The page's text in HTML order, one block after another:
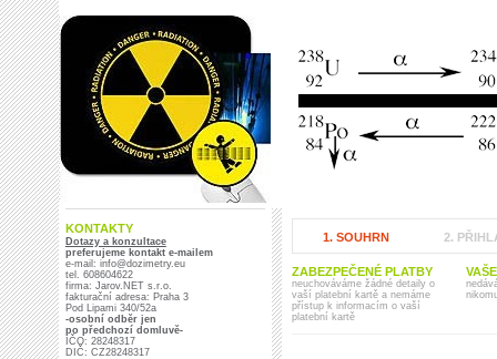
KONTAKTY
Dotazy a konzultace
preferujeme kontakt e-mailem
e-mail: info@dozimetry.eu
tel. 608604622
firma: Jarov.NET s.r.o.
fakturační adresa: Praha 3
Pod Lipami 340/52a
-osobní odběr jen
po předchozí domluvě-
IČO: 28248317
DIČ: CZ28248317
1. SOUHRN 2.
ZABEZPEČENÉ PLATBY
neuchováváme žádné detaily o
vaší platební kartě a nemáme
přístup k informacím o vaší
platební kartě